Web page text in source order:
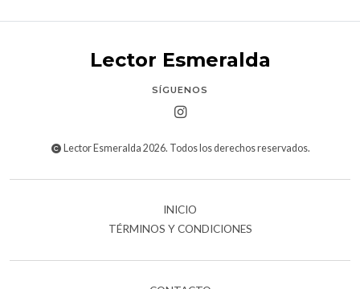
Lector Esmeralda
SÍGUENOS
Lector Esmeralda 2026. Todos los derechos reservados.
INICIO
TÉRMINOS Y CONDICIONES